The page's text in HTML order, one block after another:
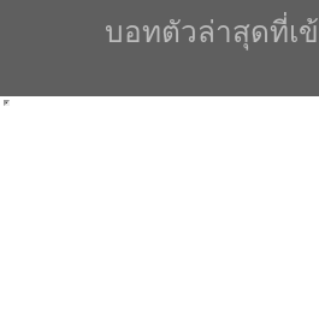
บอทตัวล่าสุดที่เ